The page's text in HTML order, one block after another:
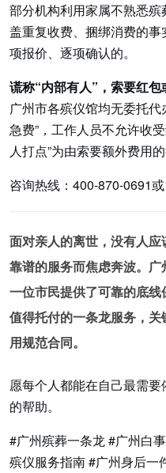
部分机构利用家属不熟悉
盖重复收费、捆绑消费的
项报价、逐项确认的。
谎称“内部有人”，索要红包
广州市各殡仪馆均无委托代
急费”，工作人员不允许收
人打点”为由索要额外费用
咨询热线：400-870-0691
面对亲人的离世，没有人应
靠谱的服务而焦虑奔波。
一位市民提供了可靠的底
值得托付的一条龙服务，
用规范合同。
愿每个人都能在自己最需
的帮助。
#广州殡葬一条龙 #广州白
殡仪服务指南 #广州身后一